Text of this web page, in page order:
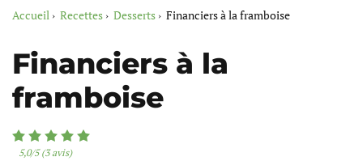
Accueil Recettes Desserts Financiers à la framboise
Financiers à la
framboise
5,0/5 (3 avis)